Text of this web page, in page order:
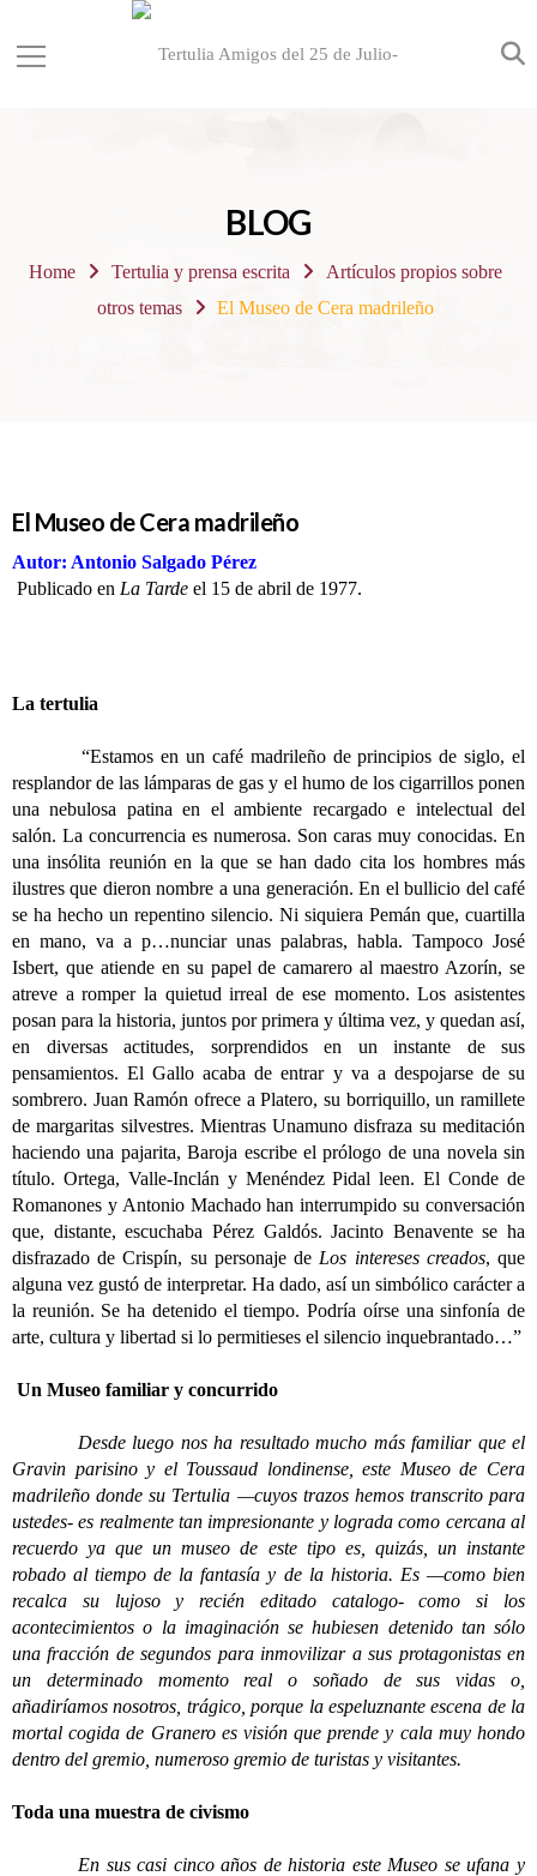
BLOG
Home Tertulia y prensa escrita
Artículos propios sobre
otros temas
El Museo de Cera madrileño
El Museo de Cera madrileño
Autor: Antonio Salgado Pérez
Publicado en La Tarde el 15 de abril de 1977.
La tertulia
“Estamos en un café madrileño de principios de siglo, el
resplandor de las lámparas de gas y el humo de los cigarrillos ponen
una nebulosa patina en el ambiente recargado e intelectual del
salón. La concurrencia es numerosa. Son caras muy conocidas. En
una insólita reunión en la que se han dado cita los hombres más
ilustres que dieron nombre a una generación. En el bullicio del café
se ha hecho un repentino silencio. Ni siquiera Pemán que, cuartilla
en mano, va a p…nunciar unas palabras, habla. Tampoco José
Isbert, que atiende en su papel de camarero al maestro Azorín, se
atreve a romper la quietud irreal de ese momento. Los asistentes
posan para la historia, juntos por primera y última vez, y quedan así,
en diversas actitudes, sorprendidos en un instante de sus
pensamientos. El Gallo acaba de entrar y va a despojarse de su
sombrero. Juan Ramón ofrece aPlatero, su borriquillo, un ramillete
de margaritas silvestres. Mientras Unamuno disfraza su meditación
haciendo una pajarita, Baroja escribe el prólogo de una novela sin
título. Ortega, Valle-Inclán y Menéndez Pidal leen. El Conde de
Romanones y Antonio Machado han interrumpido su conversación
que, distante, escuchaba Pérez Galdós. Jacinto Benavente se ha
disfrazado de Crispín, su personaje de Los intereses creados, que
alguna vez gustó de interpretar. Ha dado, así un simbólico carácter a
la reunión. Se ha detenido el tiempo. Podría oírse una sinfonía de
arte, cultura y libertad si lo permitieses el silencio inquebrantado…”
Un Museo familiar y concurrido
Desde luego nos ha resultado mucho más familiar que el
Gravin parisino y el Toussaud londinense, este Museo de Cera
madrileño donde su Tertulia —cuyos trazos hemos transcrito para
ustedes- es realmente tan impresionante y lograda como cercana al
recuerdo ya que un museo de este tipo es, quizás, un instante
robado al tiempo de la fantasía y de la historia. Es —como bien
recalca su lujoso y recién editado catalogo- como si los
acontecimientos o la imaginación se hubiesen detenido tan sólo
una fracción de segundos para inmovilizar a sus protagonistas en
un determinado momento real o soñado de sus vidas o,
añadiríamos nosotros, trágico, porque la espeluznante escena de la
mortal cogida de Granero es visión que prende y cala muy hondo
dentro del gremio, numeroso gremio de turistas y visitantes.
Toda una muestra de civismo
En sus casi cinco años de historia este Museo se ufana y